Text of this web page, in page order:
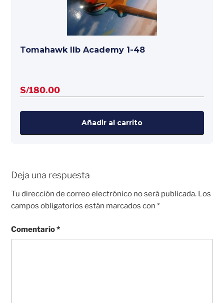
Tomahawk IIb Academy 1-48
S/180.00
Añadir al carrito
Deja una respuesta
Tu dirección de correo electrónico no será publicada. Los
campos obligatorios están marcados con*
Comentario*